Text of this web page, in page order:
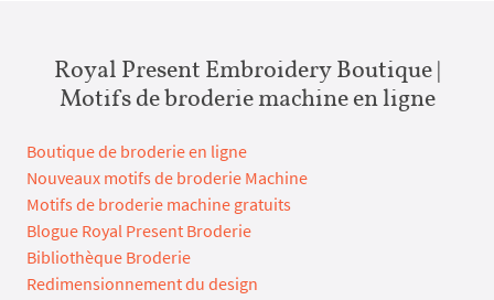
Royal Present Embroidery Boutique |
Motifs de broderie machine en ligne
Boutique de broderie en ligne
Nouveaux motifs de broderie Machine
Motifs de broderie machine gratuits
Blogue Royal Present Broderie
Bibliothèque Broderie
Redimensionnement du design